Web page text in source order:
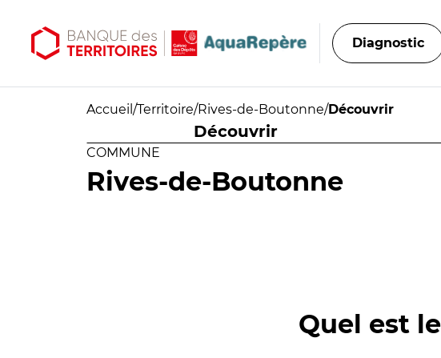
Diagnostic
Accueil /Territoire/Rives-de-Boutonne/Découvrir
Découvrir
COMMUNE
Rives-de-Boutonne
Quel est